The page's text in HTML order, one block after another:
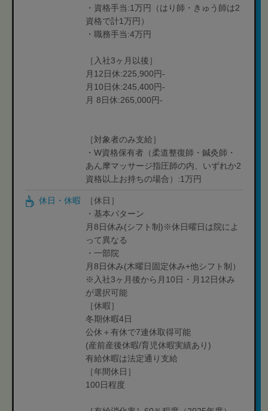
・資格手当:1万円（はり師・きゅう師は2
資格で計1万円）
・職務手当:4万円
［入社3ヶ月以後］
月12日休:225,900円-
月10日休:245,400円-
月 8日休:265,000円-
［対象者のみ支給］
・W資格保有者（柔道整復師・鍼灸師・
あん摩マッサージ指圧師の内、いずれか2
資格以上お持ちの場合）:1万円
休日・休暇
［休日］
・基本パターン
月8日休み(シフト制)※休日曜日は院によ
って異なる
・一部院
月8日休み(木曜日固定休み+他シフト制）
※入社3ヶ月後から月10日・月12日休み
が選択可能
［休暇］
冬期休暇4日
公休＋有休で7連休取得可能
(産前産後休暇/育児休暇実績あり)
有給休暇は法定通り支給
［年間休日］
100日程度